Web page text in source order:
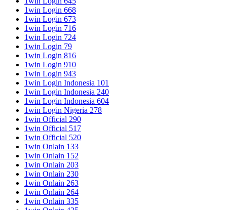
1win Login 668
1win Login 673
1win Login 716
1win Login 724
1win Login 79
1win Login 816
1win Login 910
1win Login 943
1win Login Indonesia 101
1win Login Indonesia 240
1win Login Indonesia 604
1win Login Nigeria 278
1win Official 290
1win Official 517
1win Official 520
1win Onlain 133
1win Onlain 152
1win Onlain 203
1win Onlain 230
1win Onlain 263
1win Onlain 264
1win Onlain 335